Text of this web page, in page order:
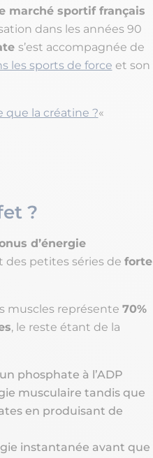
marché sportif français
dans les années 90
s’est accompagnée de
les sports de force et son
que la créatine ?«
?
d’énergie
des petites séries de forte
muscles représente 70%
, le reste étant de la
phosphate à l’ADP
musculaire tandis que
en produisant de
instantanée avant que